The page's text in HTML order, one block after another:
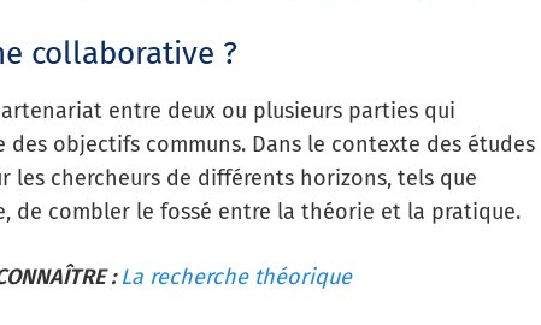
collaborative ?
entre deux ou plusieurs parties qui
objectifs communs. Dans le contexte des études
les chercheurs de différents horizons, tels que
de combler le fossé entre la théorie et la pratique.
: La recherche théorique